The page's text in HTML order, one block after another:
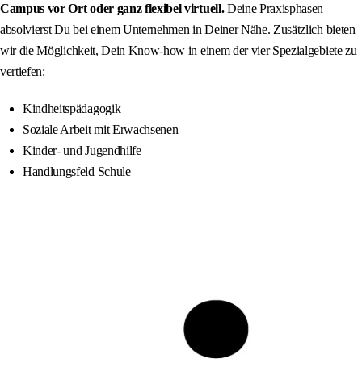
Campus vor Ort oder ganz flexibel virtuell.Deine Praxisphasen
absolvierst Du bei einem Unternehmen in Deiner Nähe. Zusätzlich bieten
wir die Möglichkeit, Dein Know-how in einem der vier Spezialgebiete zu
vertiefen:
Kindheitspädagogik
Soziale Arbeit mit Erwachsenen
Kinder- und Jugendhilfe
Handlungsfeld Schule